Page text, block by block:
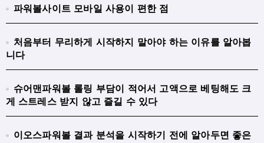
파워볼사이트 모바일 사용이 편한 점
처음부터 무리하게 시작하지 말아야 하는 이유를 알아봅
니다
슈어맨파워볼 롤링 부담이 적어서 고액으로 베팅해도 크
게 스트레스 받지 않고 즐길 수 있다
이오스파워볼 결과 분석을 시작하기 전에 알아두면 좋은